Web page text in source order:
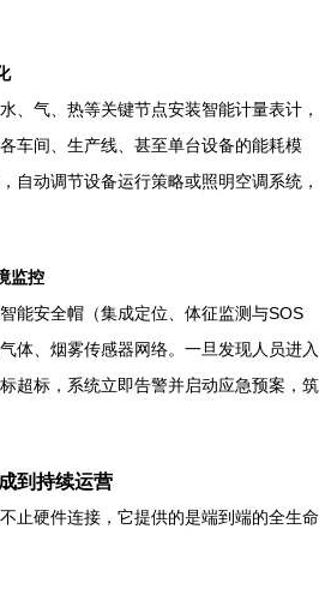
、气、热等关键节点安装智能计量表计，
车间、生产线、甚至单台设备的能耗模
自动调节设备运行策略或照明空调系统，
监控
能安全帽（集成定位、体征监测与SOS
体、烟雾传感器网络。一旦发现人员进入
超标，系统立即告警并启动应急预案，筑
到持续运营
止硬件连接，它提供的是端到端的全生命